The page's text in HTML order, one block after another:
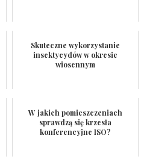
Skuteczne wykorzystanie
insektycydów w okresie
wiosennym
W jakich pomieszczeniach
sprawdzą się krzesła
konferencyjne ISO?